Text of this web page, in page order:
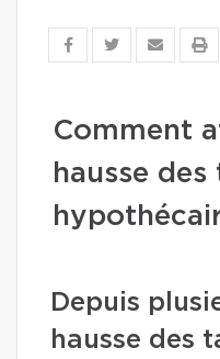
Comment
hausse des
Depuis
hausse des